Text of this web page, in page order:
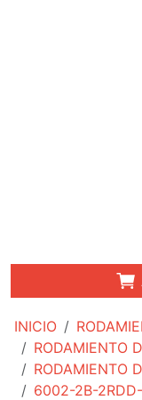
INICIO
RODAMIENTO
RODAMIENTO
6002-2B-